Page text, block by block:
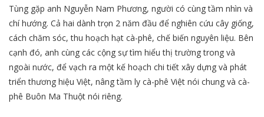
Tùng gặp anh Nguyễn Nam Phương, người có cùng tầm nhìn và
chí hướng. Cả hai dành trọn 2 năm đầu để nghiên cứu cây giống,
cách chăm sóc, thu hoạch hạt cà-phê, chế biến nguyên liệu. Bên
cạnh đó, anh cùng các cộng sự tìm hiểu thị trường trong và
ngoài nước, để vạch ra một kế hoạch chi tiết xây dựng và phát
triển thương hiệu Việt, nâng tầm ly cà-phê Việt nói chung và cà-
phê Buôn Ma Thuột nói riêng.